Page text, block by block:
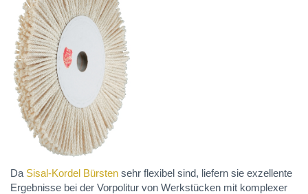
Da Sisal-Kordel Bürsten sehr flexibel sind, liefern sie exzellente
Ergebnisse bei der Vorpolitur von Werkstücken mit komplexer